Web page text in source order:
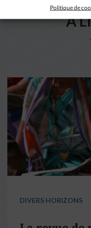
Politique de
A
DIVERS HORIZONS